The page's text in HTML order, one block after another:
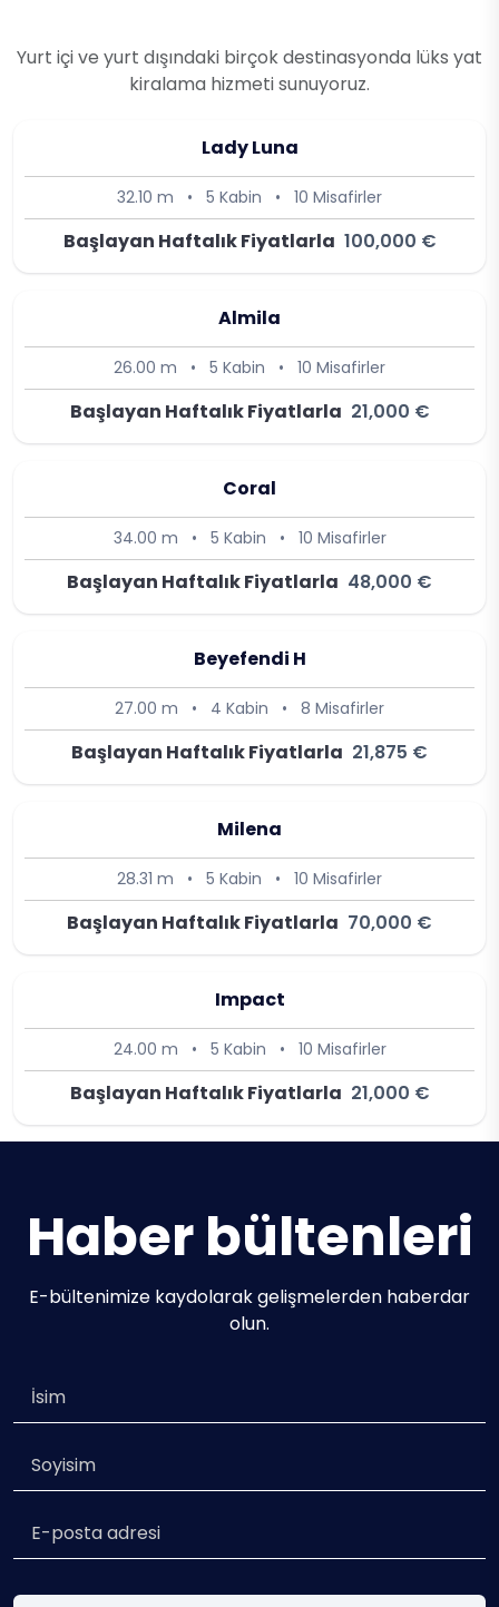
Yurt içi ve yurt dışındaki birçok destinasyonda lüks yat
kiralama hizmeti sunuyoruz.
Lady Luna
32.10 m • 5 Kabin • 10 Misafirler
Başlayan Haftalık Fiyatlarla 100,000 €
Almila
26.00 m • 5 Kabin • 10 Misafirler
Başlayan Haftalık Fiyatlarla 21,000 €
Coral
34.00 m • 5 Kabin • 10 Misafirler
Başlayan Haftalık Fiyatlarla 48,000 €
Beyefendi H
27.00 m • 4 Kabin • 8 Misafirler
Başlayan Haftalık Fiyatlarla 21,875 €
Milena
28.31 m • 5 Kabin • 10 Misafirler
Başlayan Haftalık Fiyatlarla 70,000 €
Impact
24.00 m • 5 Kabin • 10 Misafirler
Başlayan Haftalık Fiyatlarla 21,000 €
Haber bültenleri
E-bültenimize kaydolarak gelişmelerden haberdar
olun.